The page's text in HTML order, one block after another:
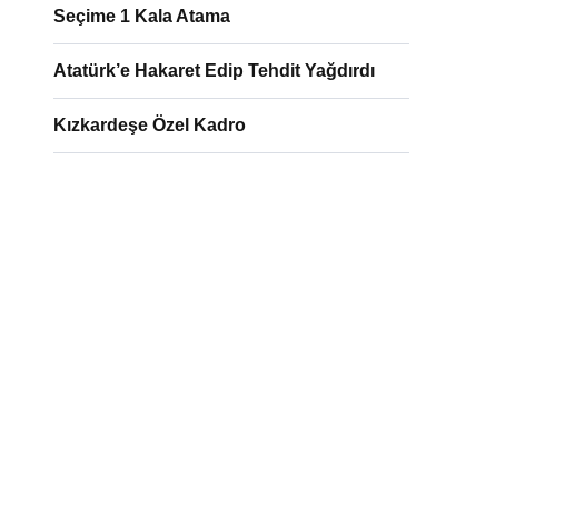
Seçime 1 Kala Atama
Atatürk’e Hakaret Edip Tehdit Yağdırdı
Kızkardeşe Özel Kadro